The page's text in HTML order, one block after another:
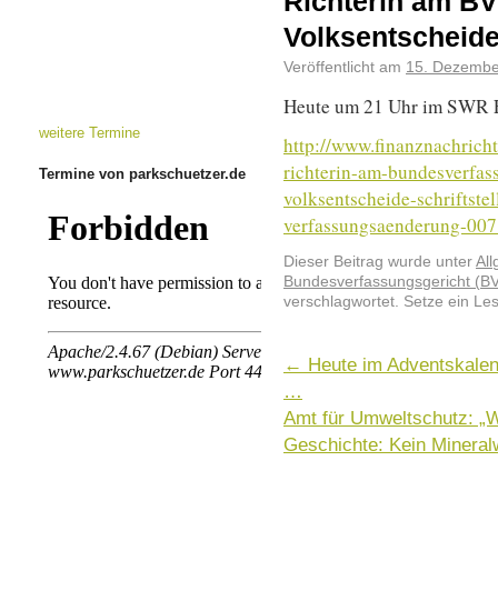
Veröffentlicht am 15.
Heute um 21 Uhr im SWR
http://
richterin-am-
volksentscheide-
verfassungsaenderung-
Dieser Beitrag wurde unter
Bundesverfassungsgericht
verschlagwortet. Setze ein
← Heute im
…
Amt für Umweltschutz:
Geschichte: Kein
weitere Termine
Termine von parkschuetzer.de